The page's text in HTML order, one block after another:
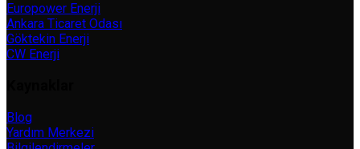
Europower Enerji
Ankara Ticaret Odası
Göktekin Enerji
CW Enerji
Blog
Yardım Merkezi